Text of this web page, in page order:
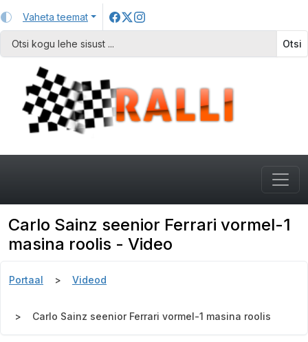
Vaheta teemat
Otsi
Carlo Sainz seenior Ferrari vormel-1
masina roolis - Video
Portaal Videod
Carlo Sainz seenior Ferrari vormel-1 masina roolis